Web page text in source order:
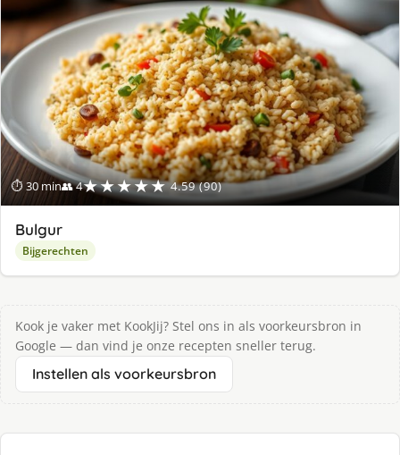
⏱ 30 min👥 4★★★★★ 4.59 (90)
Bulgur
Bijgerechten
Kook je vaker met KookJij? Stel ons in als voorkeursbron in
Google — dan vind je onze recepten sneller terug.
Instellen als voorkeursbron